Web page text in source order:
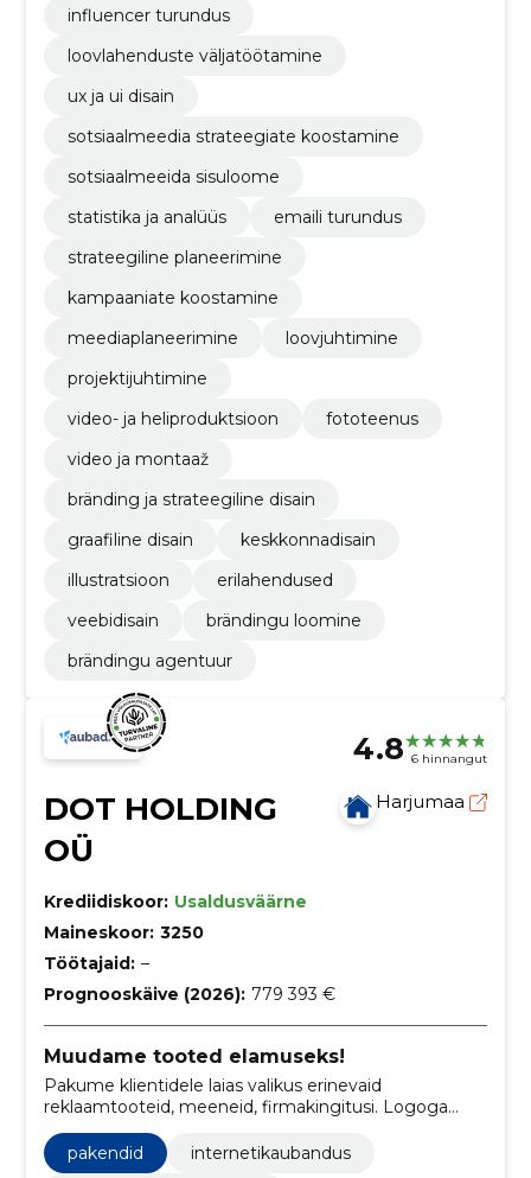
influencer turundus
loovlahenduste väljatöötamine
ux ja ui disain
sotsiaalmeedia strateegiate koostamine
sotsiaalmeeida sisuloome
statistika ja analüüs
emaili turundus
strateegiline planeerimine
kampaaniate koostamine
meediaplaneerimine
loovjuhtimine
projektijuhtimine
video- ja heliproduktsioon
fototeenus
video ja montaaž
bränding ja strateegiline disain
graafiline disain
keskkonnadisain
illustratsioon
erilahendused
veebidisain
brändingu loomine
brändingu agentuur
4.8 6 hinnangut
DOT HOLDING
OÜ
Harjumaa
Krediidiskoor: Usaldusväärne
Maineskoor: 3250
Töötajaid: –
Prognooskäive (2026): 779 393 €
Muudame tooted elamuseks!
Pakume klientidele laias valikus erinevaid
reklaamtooteid, meeneid, firmakingitusi. Logoga
tooted müügiks või kinkimiseks klientidele ja
töötajatele.
pakendid
internetikaubandus